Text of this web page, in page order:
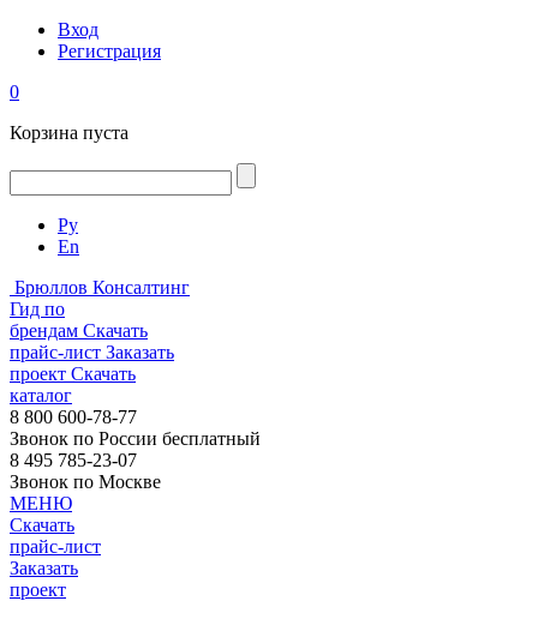
Вход
Регистрация
0
Корзина пуста
Ру
En
Брюллов Консалтинг
Гид по
брендам Скачать
прайс-лист Заказать
проект Скачать
каталог
8 800 600-78-77
Звонок по России бесплатный
8 495 785-23-07
Звонок по Москве
МЕНЮ
Скачать
прайс-лист
Заказать
проект